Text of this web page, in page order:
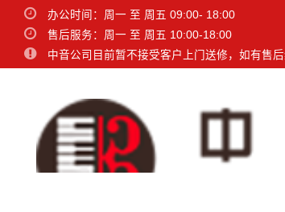
办公时间：周一 至 周五 09:00- 18:00
售后服务：周一 至 周五 10:00-18:00
中音公司目前暂不接受客户上门送修，如有售